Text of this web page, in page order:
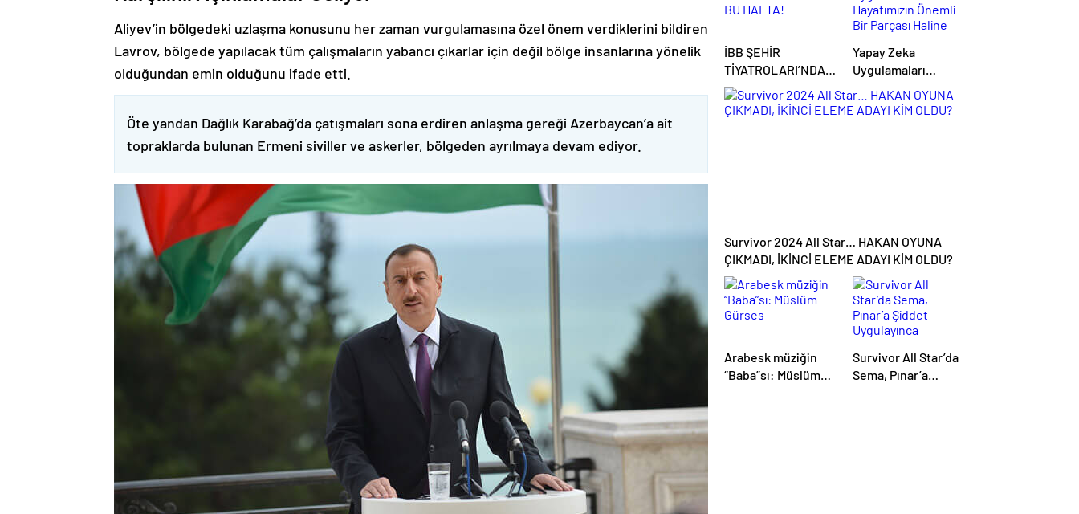
Aliyev’in bölgedeki uzlaşma konusunu her zaman vurgulamasına özel önem verdiklerini bildiren
Lavrov, bölgede yapılacak tüm çalışmaların yabancı çıkarlar için değil bölge insanlarına yönelik
olduğundan emin olduğunu ifade etti.
Öte yandan Dağlık Karabağ’da çatışmaları sona erdiren anlaşma gereği Azerbaycan’a ait
topraklarda bulunan Ermeni siviller ve askerler, bölgeden ayrılmaya devam ediyor.
İBB ŞEHİR
TİYATROLARI’NDA
BU HAFTA!
Yapay Zeka
Uygulamaları
Hayatımızın Önemli
Bir Parçası Haline
Survivor 2024 All Star… HAKAN OYUNA
ÇIKMADI, İKİNCİ ELEME ADAYI KİM OLDU?
Arabesk müziğin
“Baba”sı: Müslüm
Survivor All Star’da
Sema, Pınar’a